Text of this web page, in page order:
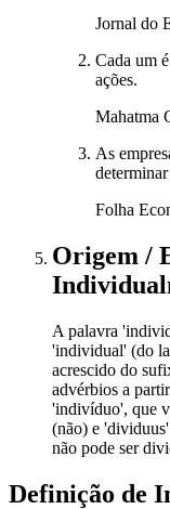
Jornal do
Cada um
ações.
Mahatma
As
Folha
Origem /
A palavra
'individual' (do
acrescido do
advérbios a
'indivíduo', que
(não) e
não pode ser
Definição de